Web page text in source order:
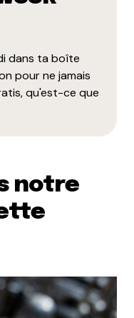
dans ta boîte
pour ne jamais
qu'est-ce que
notre